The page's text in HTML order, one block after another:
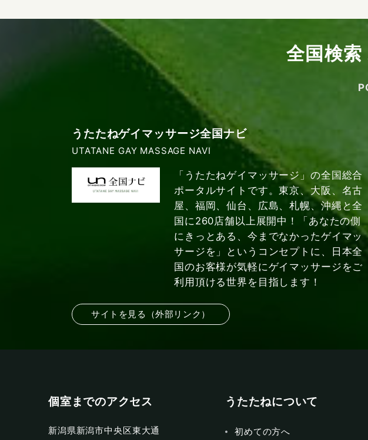
全国検索
うたたねゲイマッサージ全国ナビ
UTATANE GAY MASSAGE NAVI
「うたたねゲイマッサージ」の全国総合
ポータルサイトです。東京、大阪、名古
屋、福岡、仙台、広島、札幌、沖縄と全
国に260店舗以上展開中！「あなたの側
にきっとある、今までなかったゲイマッ
サージを」というコンセプトに、日本全
国のお客様が気軽にゲイマッサージをご
利用頂ける世界を目指します！
サイトを見る（外部リンク）
個室までのアクセス
新潟県新潟市中央区東大通
うたたねについて
初めての方へ